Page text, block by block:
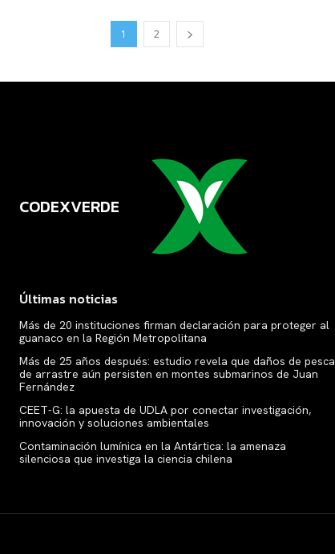
1 2
CODEXVERDE
Últimas noticias
Más de 20 instituciones firman declaración para proteger al
guanaco en la Región Metropolitana
Más de 25 años después: estudio revela que daños de pesca
de arrastre aún persisten en montes submarinos de Juan
Fernández
CEET-G: la apuesta de UDLA por conectar investigación,
innovación y soluciones ambientales
Contaminación lumínica en la Antártica: la amenaza
silenciosa que investiga la ciencia chilena